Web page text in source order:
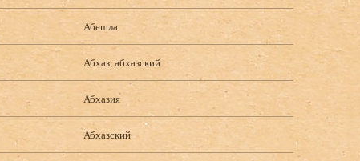
Абешла
Абхаз, абхазский
Абхазия
Абхазский